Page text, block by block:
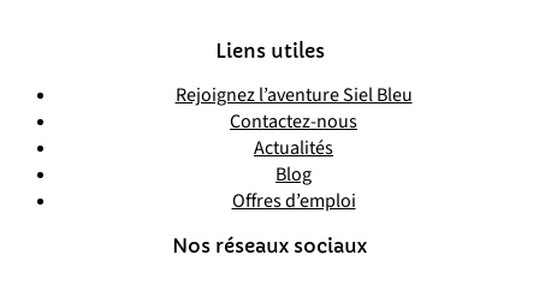
Liens utiles
Rejoignez l’aventure Siel Bleu
Contactez-nous
Actualités
Blog
Offres d’emploi
Nos réseaux sociaux